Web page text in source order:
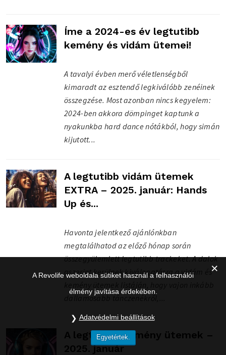
Íme a 2024-es év legtutibb
kemény és vidám ütemei!
A tavalyi évben merő véletlenségből
kimaradt az esztendő legkiválóbb zenéinek
összegzése. Most azonban nincs kegyelem:
2024-ben akkora dömpinget kaptunk a
nyakunkba hard dance nótákból, hogy simán
kijutott...
A legtutibb vidám ütemek
EXTRA – 2025. január: Hands
Up és...
Havonta jelentkező ajánlónkban
megtalálhatod az előző hónap során
összegyülemlett legtutibb trackeket. A dalok
aszerint kerülnek kiválogatásra a vidám és
dallamosabb tánczenékről,...
A legtutibb kemény ütemek –
2025. január
A Revolife weboldala sütiket használ a felhasználói
élmény javítása érdekében.
Adatvédelmi beállítások
Egyetértek.